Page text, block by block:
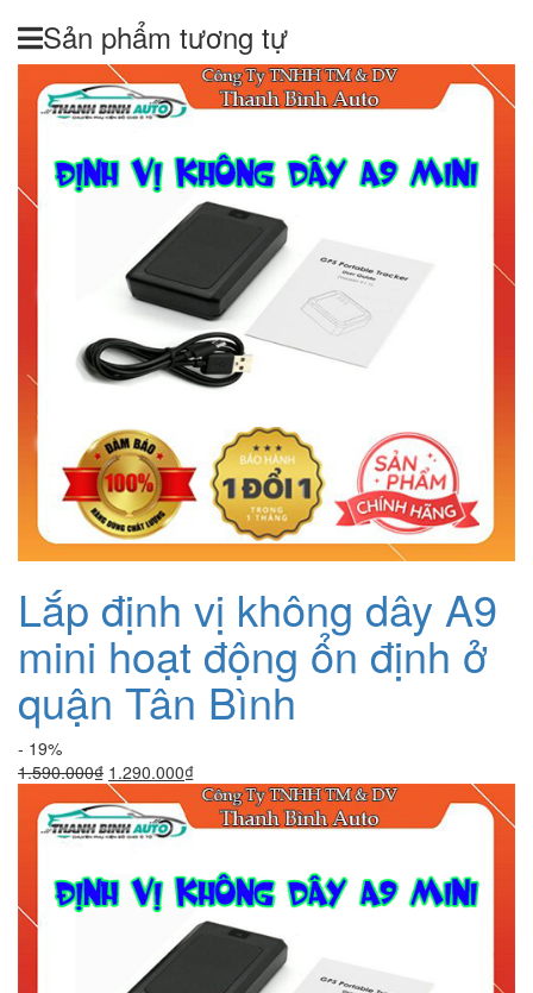
Sản phẩm tương tự
Lắp định vị không dây A9
mini hoạt động ổn định ở
quận Tân Bình
- 19%
1.590.000₫ Giá
gốc
là:
1.590.000₫.
1.290.000₫Giá
hiện
tại
1.290.000₫.